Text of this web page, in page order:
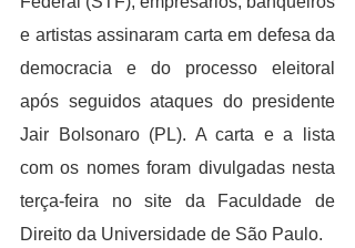
e artistas assinaram carta em defesa da
democracia e do processo eleitoral
após seguidos ataques do presidente
Jair Bolsonaro (PL). A carta e a lista
com os nomes foram divulgadas nesta
terça-feira no site da Faculdade de
Direito da Universidade de São Paulo.